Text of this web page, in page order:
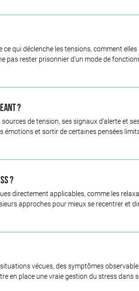
qui déclenche les tensions, comment
pas rester prisonnier d’un mode de
?
de tension, ses signaux d’alerte et
et sortir de certaines pensées
?
directement applicables, comme les
approches pour mieux se recentrer et
vécues, des symptômes
en place une vraie gestion du stress dans